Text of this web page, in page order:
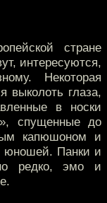
стране
интересуются,
Некоторая
выколоть глаза,
в носки
спущенные до
капюшоном и
юношей. Панки и
редко, эмо и